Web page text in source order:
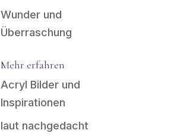
Wunder und
Überraschung
Mehr erfahren
Acryl Bilder und
Inspirationen
laut nachgedacht